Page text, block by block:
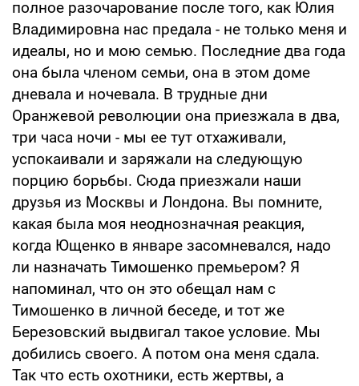
полное разочарование после того, как Юлия
Владимировна нас предала - не только меня и
идеалы, но и мою семью. Последние два года
она была членом семьи, она в этом доме
дневала и ночевала. В трудные дни
Оранжевой революции она приезжала в два,
три часа ночи - мы ее тут отхаживали,
успокаивали и заряжали на следующую
порцию борьбы. Сюда приезжали наши
друзья из Москвы и Лондона. Вы помните,
какая была моя неоднозначная реакция,
когда Ющенко в январе засомневался, надо
ли назначать Тимошенко премьером? Я
напоминал, что он это обещал нам с
Тимошенко в личной беседе, и тот же
Березовский выдвигал такое условие. Мы
добились своего. А потом она меня сдала.
Так что есть охотники, есть жертвы, а